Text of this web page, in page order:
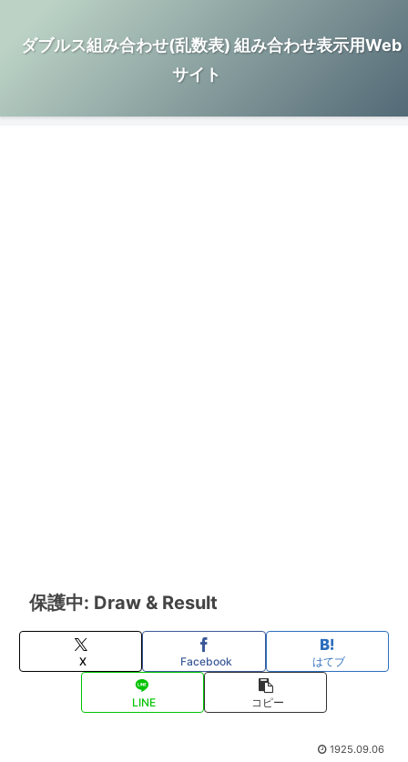
ダブルス組み合わせ(乱数表) 組み合わせ表示用Web
サイト
保護中: Draw & Result
X Facebook はてブ
LINE コピー
1925.09.06